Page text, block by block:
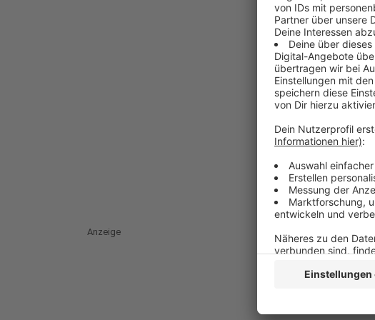
Anzeige